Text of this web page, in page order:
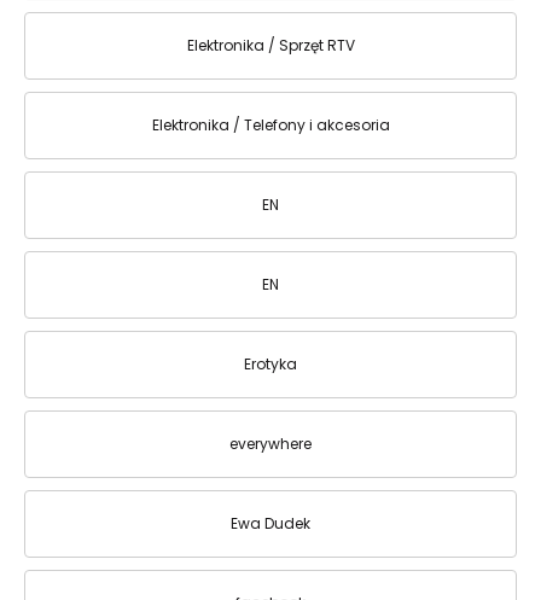
Elektronika / Sprzęt RTV
Elektronika / Telefony i akcesoria
EN
EN
Erotyka
everywhere
Ewa Dudek